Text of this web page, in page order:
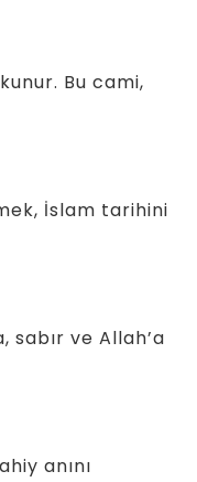
Bu cami,
İslam tarihini
sabır ve Allah’a
anını